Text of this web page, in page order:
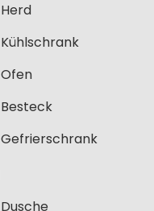
Herd
Kühlschrank
Ofen
Besteck
Gefrierschrank
Dusche